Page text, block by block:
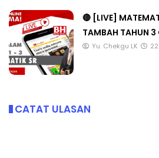
🔴 [LIVE]
TAMBAH TAHUN 3
Yu. Chekgu LK
CATAT ULASAN